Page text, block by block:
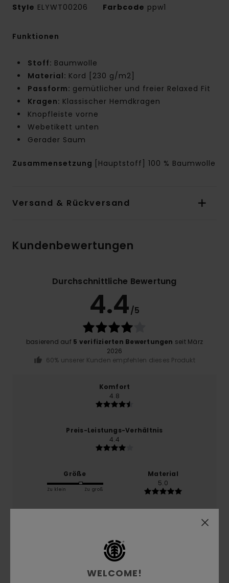
Style ELYWT00206 Farbcode ppw1
Funktionen
Stoff: Baumwolle
Material: Kord [230 g/m2]
Passform: gemütlicher und freier Relaxed Fit
Kragen: Klassischer Hemdkragen
Knopfleiste vorne
Webetikett unten
Gerader Saum
Zusammensetzung [Hauptstoff] 100 % Baumwolle
Versand & Rückversand
Kundenbewertungen
Durchschnittliche Bewertung
4.4/5
basierend auf 5 verifizierten Bewertungen seit März
2026
60% unserer Kunden empfehlen dieses Produkt
Komfort
4.8
Preis-Leistungs-Verhältnis
4.4
Größe
Zu klein Zu groß
Material
5.0
WELCOME!